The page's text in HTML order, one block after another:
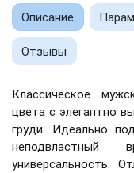
Описание
Отзывы
Классическое
цвета с элегантно
груди. Идеально
универсальность.